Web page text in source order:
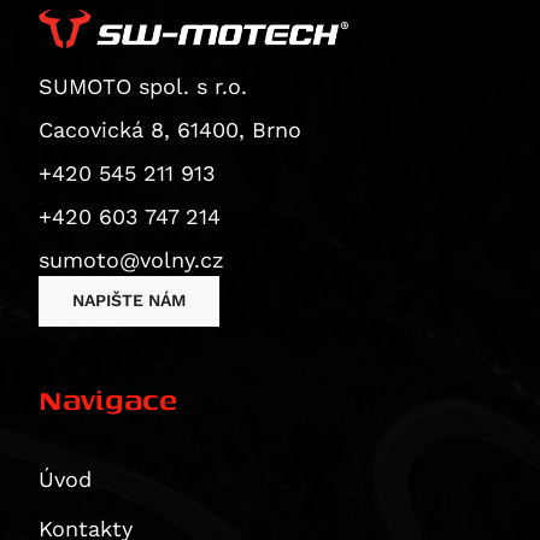
Superbike 1199 Panigale S
Diavel
Monster 1200 S
Multistrada 1200
Multistrada 1200 Enduro
Multistrada 1200 S
Diavel 1260
Multistrada 1260 / S / S D|Air / Pikes Peak
Multistrada 1260 S D/Air
SUMOTO spol. s r.o.
Cacovická 8, 61400, Brno
+420 545 211 913
+420 603 747 214
sumoto@volny.cz
NAPIŠTE NÁM
Navigace
Úvod
Kontakty